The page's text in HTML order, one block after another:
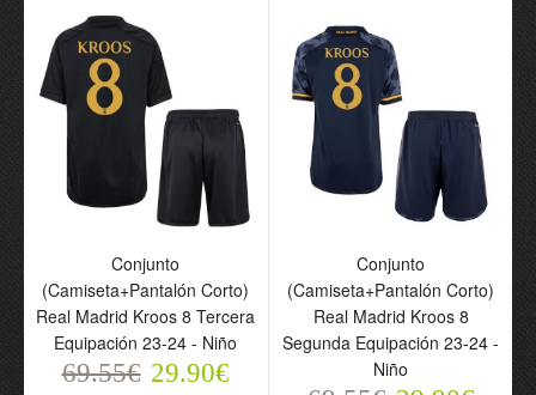
Conjunto
(Camiseta+Pantalón
Corto) Real Madrid Kroos
Conjunto
(Camiseta+Pantalón
Corto) Real Madrid Kroos
Conjunto
(Camiseta+Pantalón Corto)
Real Madrid Kroos 8 Tercera
Equipación 23-24 - Niño
69.55€ 29.90€
Conjunto
(Camiseta+Pantalón Corto)
Real Madrid Kroos 8
Segunda Equipación 23-24 -
Niño